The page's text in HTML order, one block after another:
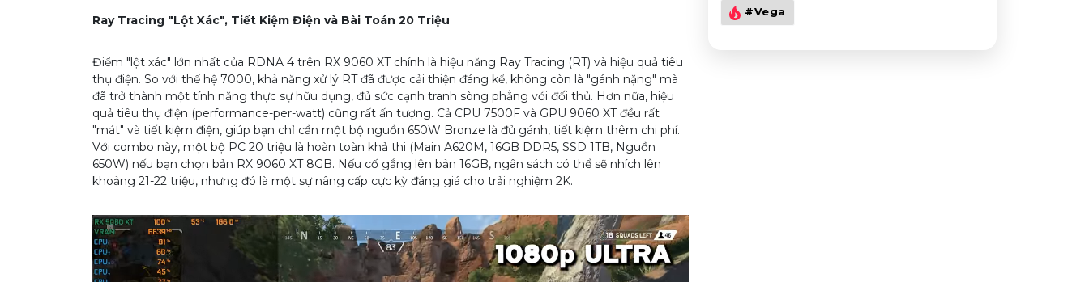
Ray Tracing "Lột Xác", Tiết Kiệm Điện và Bài Toán 20 Triệu
Điểm "lột xác" lớn nhất của RDNA 4 trên RX 9060 XT chính là hiệu năng Ray Tracing (RT) và hiệu quả tiêu
thụ điện. So với thế hệ 7000, khả năng xử lý RT đã được cải thiện đáng kể, không còn là "gánh nặng" mà
đã trở thành một tính năng thực sự hữu dụng, đủ sức cạnh tranh sòng phẳng với đối thủ. Hơn nữa, hiệu
quả tiêu thụ điện (performance-per-watt) cũng rất ấn tượng. Cả CPU 7500F và GPU 9060 XT đều rất
"mát" và tiết kiệm điện, giúp bạn chỉ cần một bộ nguồn 650W Bronze là đủ gánh, tiết kiệm thêm chi phí.
Với combo này, một bộ PC 20 triệu là hoàn toàn khả thi (Main A620M, 16GB DDR5, SSD 1TB, Nguồn
650W) nếu bạn chọn bản RX 9060 XT 8GB. Nếu cố gắng lên bản 16GB, ngân sách có thể sẽ nhích lên
khoảng 21-22 triệu, nhưng đó là một sự nâng cấp cực kỳ đáng giá cho trải nghiệm 2K.
#Vega